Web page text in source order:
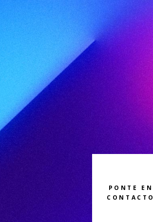
PONTE EN
CONTACTO